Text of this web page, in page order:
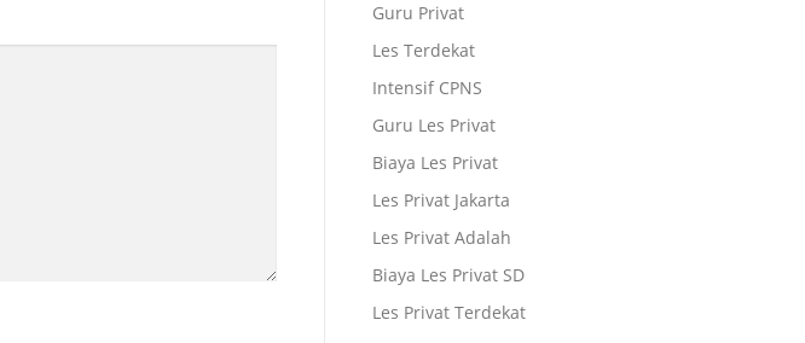
Guru Privat
Les Terdekat
Intensif CPNS
Guru Les Privat
Biaya Les Privat
Les Privat Jakarta
Les Privat Adalah
Biaya Les Privat SD
Les Privat Terdekat